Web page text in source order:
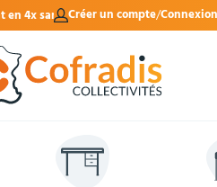
Créer un compte Connexion